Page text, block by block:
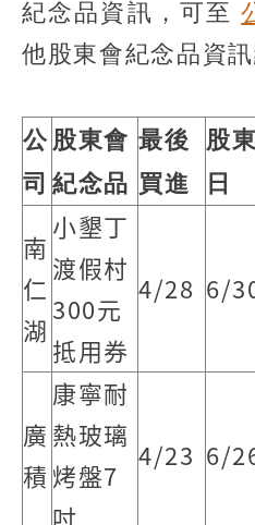
紀念品資訊，可至
他股東會紀念品資訊
公
司
股東會
紀念品
最後
買進
股
日
南
仁
湖
小墾丁
渡假村
300元
抵用券
4/28 6/
廣
積
康寧耐
熱玻璃
烤盤7
吋
4/23 6/